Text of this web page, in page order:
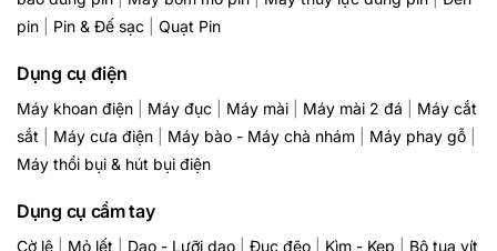
pin
Pin & Đế sạc Quạt Pin
Dụng cụ điện
Máy khoan điện Máy đục Máy mài Máy mài 2 đá
Máy cắt
sắt
Máy cưa điện Máy bào - Máy chà nhám Máy phay gỗ
Máy thổi bụi & hút bụi điện
Dụng cụ cầm tay
Cờ lê Mỏ lết Dao - Lưỡi dao Đục đẽo Kìm - Kẹp
Bộ tua vít